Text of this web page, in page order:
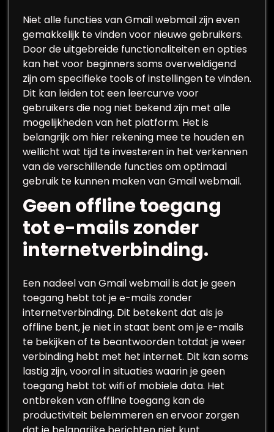
Niet alle functies van Gmail webmail zijn even
gemakkelijk te vinden voor nieuwe gebruikers.
Door de uitgebreide functionaliteiten en opties
kan het voor beginners soms overweldigend
zijn om specifieke tools of instellingen te vinden.
Dit kan leiden tot een leercurve voor
gebruikers die nog niet bekend zijn met alle
mogelijkheden van het platform. Het is
belangrijk om hier rekening mee te houden en
wellicht wat tijd te investeren in het verkennen
van de verschillende functies om optimaal
gebruik te kunnen maken van Gmail webmail.
Geen offline toegang
tot e-mails zonder
internetverbinding.
Een nadeel van Gmail webmail is dat je geen
toegang hebt tot je e-mails zonder
internetverbinding. Dit betekent dat als je
offline bent, je niet in staat bent om je e-mails
te bekijken of te beantwoorden totdat je weer
verbinding hebt met het internet. Dit kan soms
lastig zijn, vooral in situaties waarin je geen
toegang hebt tot wifi of mobiele data. Het
ontbreken van offline toegang kan de
productiviteit belemmeren en ervoor zorgen